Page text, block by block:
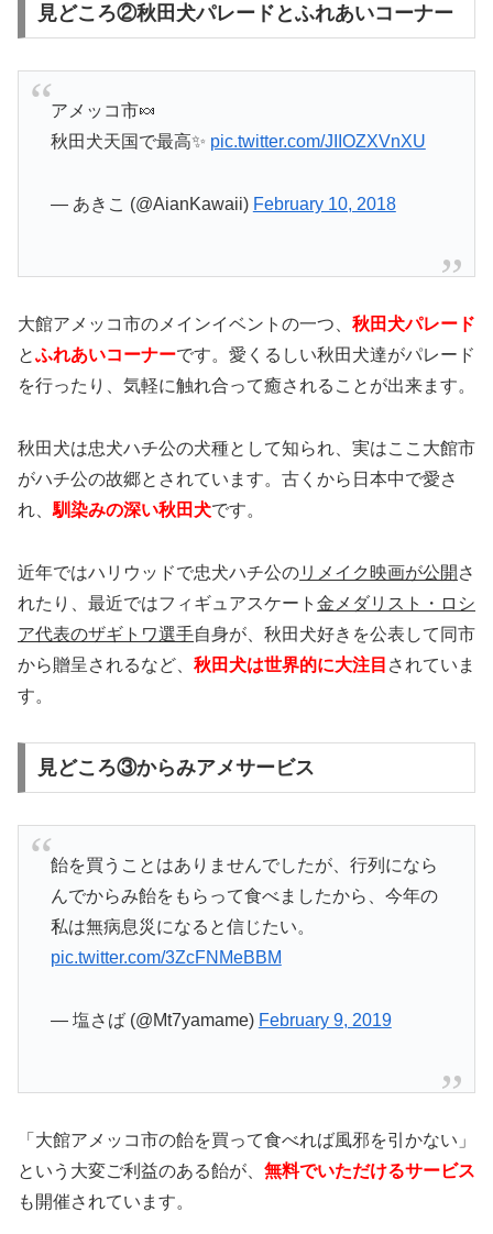
見どころ②秋田犬パレードとふれあいコーナー
アメッコ市🍬
秋田犬天国で最高✨ pic.twitter.com/JIIOZXVnXU
— あきこ (@AianKawaii) February 10, 2018
大館アメッコ市のメインイベントの一つ、 秋田犬パレード
とふれあいコーナーです。愛くるしい秋田犬達がパレード
を行ったり、気軽に触れ合って癒されることが出来ます。
秋田犬は忠犬ハチ公の犬種として知られ、実はここ大館市
がハチ公の故郷とされています。古くから日本中で愛さ
れ、 馴染みの深い秋田犬です。
近年ではハリウッドで忠犬ハチ公のリメイク映画が公開 さ
れたり、最近ではフィギュアスケート 金メダリスト・ロシ
ア代表のザギトワ選手自身が、秋田犬好きを公表して同市
から贈呈されるなど、 秋田犬は世界的に大注目 されていま
す。
見どころ③からみアメサービス
飴を買うことはありませんでしたが、行列になら
んでからみ飴をもらって食べましたから、今年の
私は無病息災になると信じたい。
pic.twitter.com/3ZcFNMeBBM
— 塩さば (@Mt7yamame) February 9, 2019
「大館アメッコ市の飴を買って食べれば風邪を引かない」
という大変ご利益のある飴が、 無料でいただけるサービス
も開催されています。